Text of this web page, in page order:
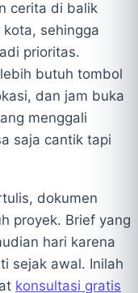
cerita di balik
sehingga
prioritas.
butuh tombol
dan jam buka
menggali
saja cantik tapi
dokumen
proyek. Brief yang
hari karena
sejak awal. Inilah
konsultasi gratis